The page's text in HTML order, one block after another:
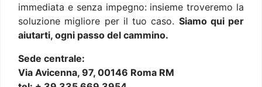
immediata e senza impegno: insieme troveremo la
soluzione migliore per il tuo caso. Siamo qui per
aiutarti, ogni passo del cammino.
Sede centrale:
Via Avicenna, 97, 00146 Roma RM